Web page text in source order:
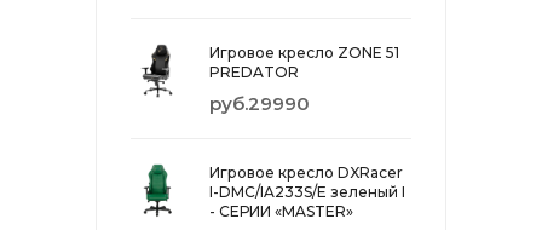
Игровое кресло ZONE 51
PREDATOR
руб.29990
Игровое кресло DXRacer
I-DMC/IA233S/E зеленый I
- СЕРИИ «MASTER»